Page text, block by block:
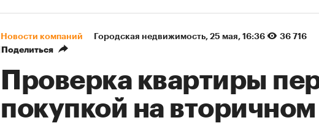
Новости компаний Городская недвижимость⁠, 25 мая, 16:36
36 716
Поделиться
Проверка квартиры
покупкой на вторичном